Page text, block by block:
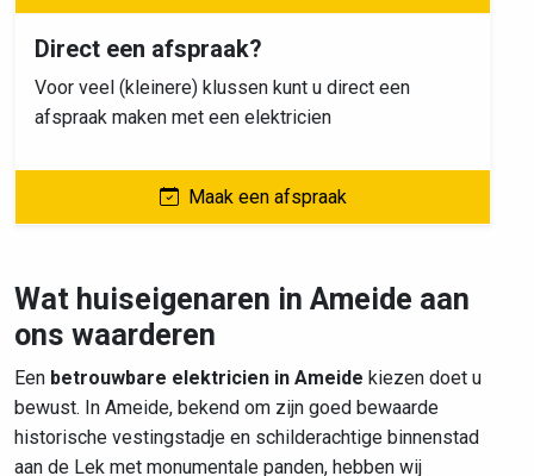
Direct een afspraak?
Voor veel (kleinere) klussen kunt u direct een
afspraak maken met een elektricien
Maak een afspraak
Wat huiseigenaren in Ameide aan
ons waarderen
Een betrouwbare elektricien in Ameide kiezen doet u
bewust. In Ameide, bekend om zijn goed bewaarde
historische vestingstadje en schilderachtige binnenstad
aan de Lek met monumentale panden, hebben wij